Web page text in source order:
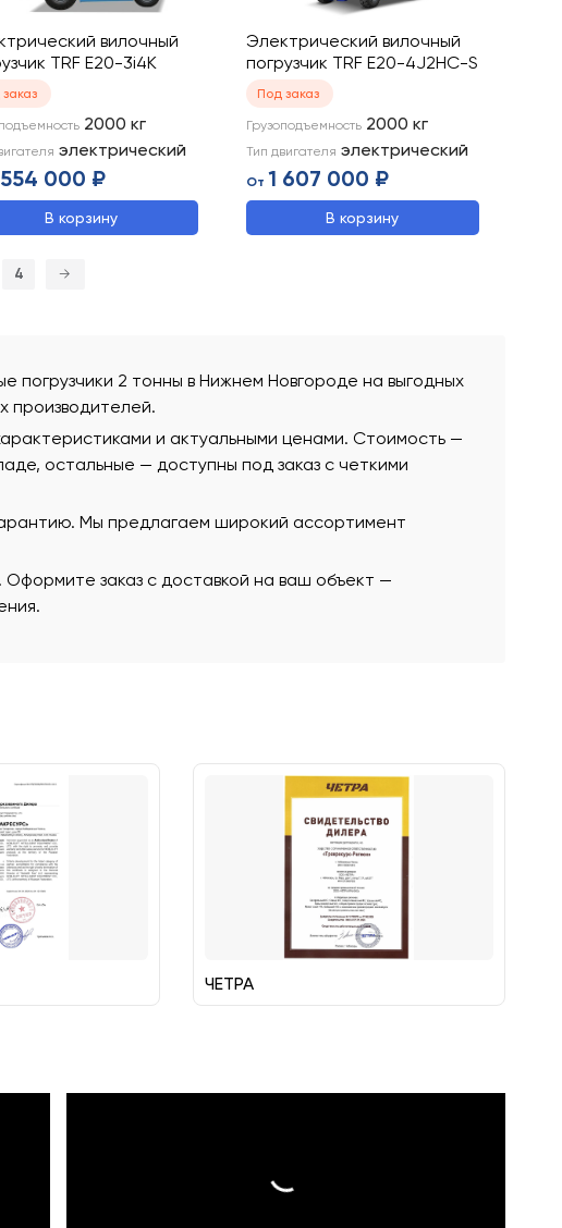
вилочный
TRF E20-3i4K
2000 кг
электрический
554 000 ₽
В корзину
Электрический вилочный
погрузчик TRF E20-4J2HC-S
Под заказ
Грузоподъемность 2000 кг
Тип двигателя электрический
От 1 607 000 ₽
В корзину
4 →
погрузчики 2 тонны в Нижнем Новгороде на выгодных
производителей.
и актуальными ценами. Стоимость —
остальные — доступны под заказ с четкими
Мы предлагаем широкий ассортимент
заказ с доставкой на ваш объект —
ЧЕТРА